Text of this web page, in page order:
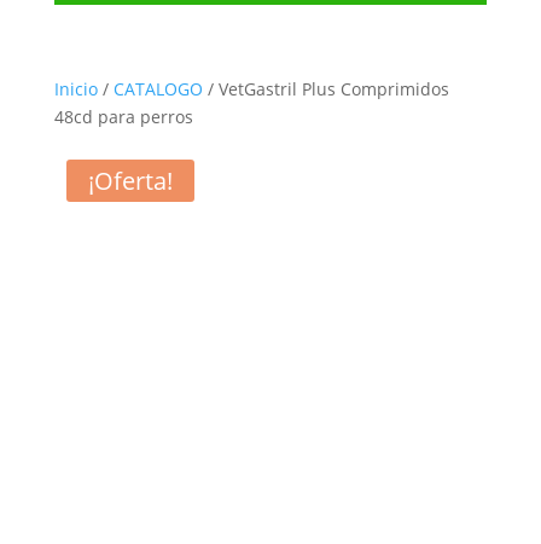
Inicio/ CATALOGO / VetGastril Plus Comprimidos
48cd para perros
¡Oferta!